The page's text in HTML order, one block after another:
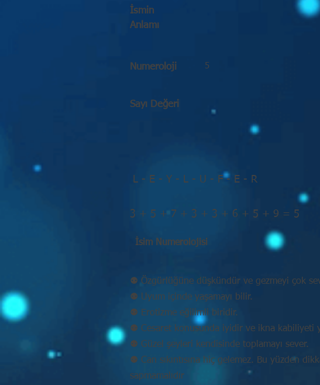
İsmin
Anlamı
Numeroloji 5
Sayı Değeri
L - E - Y - L - U - F - E - R
3 + 5 + 7 + 3 + 3 + 6 + 5 + 9 = 5
İsim Numerolojisi
⚉ Özgürlüğüne düşkündür ve gezmeyi çok
⚉ Uyum içinde yaşamayı bilir.
⚉ Erotizme eğilimli biridir.
⚉ Cesaret konusunda iyidir ve ikna kabiliyeti
⚉ Güzel şeyleri kendisinde toplamayı sever.
⚉ Can sıkıntısına hiç gelemez. Bu yüzden
sapmamalıdır